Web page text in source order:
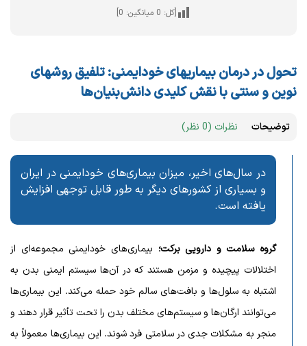
[کل: 0 میانگین: 0
]
تحول در درمان بیماریهای خودایمنی: تلفیق روشهای
نوین و سنتی با نقش کلیدی دانش‌بنیان‌ها
توضیحات نظرات (0 نظر)
در سال‌های اخیر، میزان بیماری‌های خودایمنی در ایران
و بسیاری از کشورهای دیگر به طور قابل توجهی افزایش
یافته است.
گروه سلامت و دارویی برکت؛ بیماری‌های خودایمنی مجموعه‌ای از
اختلالات پیچیده و مزمن هستند که در آن‌ها سیستم ایمنی بدن به
اشتباه به سلول‌ها و بافت‌های سالم خود حمله می‌کند. این بیماری‌ها
می‌توانند ارگان‌ها و سیستم‌های مختلف بدن را تحت تأثیر قرار دهند و
منجر به مشکلات جدی در سلامتی فرد شوند. این بیماری‌ها معمولاً به